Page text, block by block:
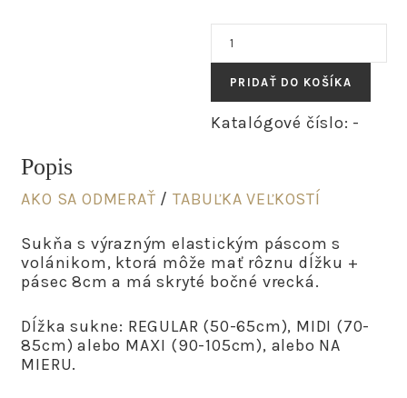
AMY
letná
károvaná
sukňa
PRIDAŤ DO KOŠÍKA
Katalógové číslo: -
Popis
AKO SA ODMERAŤ / TABUĽKA VEĽKOSTÍ
Sukňa s výrazným elastickým páscom s
volánikom, ktorá môže mať rôznu dĺžku +
pásec 8cm a má skryté bočné vrecká.
Dĺžka sukne: REGULAR (50-65cm), MIDI (70-
85cm) alebo MAXI (90-105cm), alebo NA
MIERU.